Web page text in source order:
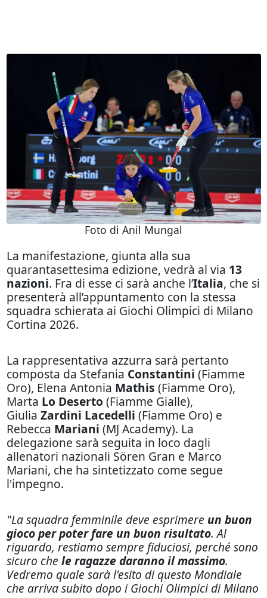
Foto di Anil Mungal
La manifestazione, giunta alla sua
quarantasettesima edizione, vedrà al via 13
nazioni. Fra di esse ci sarà anche l’Italia, che si
presenterà all’appuntamento con la stessa
squadra schierata ai Giochi Olimpici di Milano
Cortina 2026.
La rappresentativa azzurra sarà pertanto
composta da Stefania Constantini (Fiamme
Oro), Elena Antonia Mathis (Fiamme Oro),
Marta Lo Deserto (Fiamme Gialle),
Giulia Zardini Lacedelli (Fiamme Oro) e
Rebecca Mariani (MJ Academy). La
delegazione sarà seguita in loco dagli
allenatori nazionali Sören Gran e Marco
Mariani, che ha sintetizzato come segue
l'impegno.
"La squadra femminile deve esprimere un buon
gioco per poter fare un buon risultato. Al
riguardo, restiamo sempre fiduciosi, perché sono
sicuro che le ragazze daranno il massimo.
Vedremo quale sarà l'esito di questo Mondiale
che arriva subito dopo i Giochi Olimpici di Milano